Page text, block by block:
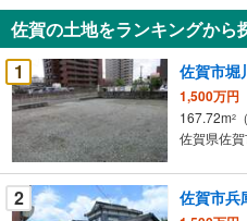
知
を
受
け
取
る
・
条
件
佐賀の土地をランキングから
1
佐賀市堀
1,500万円
167.72m2
佐賀県佐
2 佐賀市兵